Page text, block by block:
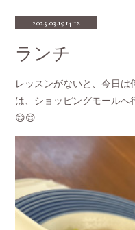
2025.03.19 14:12
ランチ
レッスンがないと、今日
は、ショッピングモールへ
😊😊